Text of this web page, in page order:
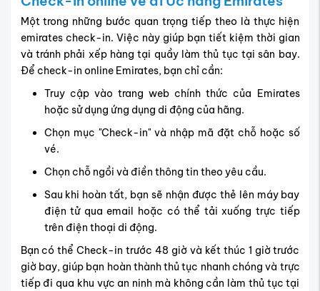
Một trong những bước quan trọng tiếp theo là thực hiện
emirates check-in. Việc này giúp bạn tiết kiệm thời gian
và tránh phải xếp hàng tại quầy làm thủ tục tại sân bay.
Để check-in online Emirates, bạn chỉ cần:
Truy cập vào trang web chính thức của Emirates
hoặc sử dụng ứng dụng di động của hãng.
Chọn mục "Check-in" và nhập mã đặt chỗ hoặc số
vé.
Chọn chỗ ngồi và điền thông tin theo yêu cầu.
Sau khi hoàn tất, bạn sẽ nhận được thẻ lên máy bay
điện tử qua email hoặc có thể tải xuống trực tiếp
trên điện thoại di động.
Bạn có thể Check-in trước 48 giờ và kết thúc 1 giờ trước
giờ bay, giúp bạn hoàn thành thủ tục nhanh chóng và trực
tiếp đi qua khu vực an ninh mà không cần làm thủ tục tại